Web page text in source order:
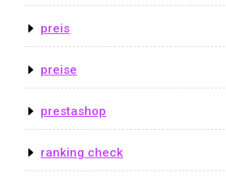
preis
preise
prestashop
ranking check